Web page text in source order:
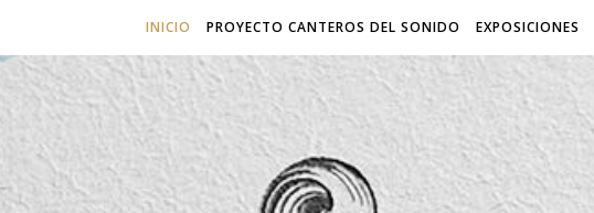
INICIO PROYECTO CANTEROS DEL SONIDO EXPOSICIONES